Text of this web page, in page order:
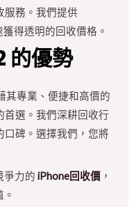
服務。我們提供
得透明的回收價格。
的優勢
其專業、便捷和高價的
首選。我們深耕回收行
口碑。選擇我們，您將
爭力的iPhone回收價 ，